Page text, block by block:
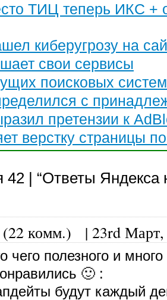
ТИЦ теперь ИКС +
киберугрозу на
свои сервисы
поисковых систем
с
претензии к
верстку страницы
42 | “Ответы Яндекса
комм.) | 23rd
чего полезного и
🙂 :
будут каждый